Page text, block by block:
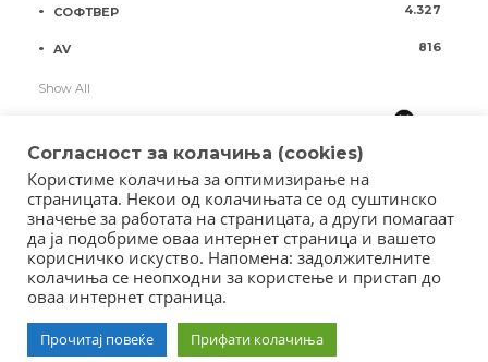
СОФТВЕР 4.327
AV 816
Show All
Copyright © 2018 - Member of IAB Macedonia
Member of Clip Media Group / 2017
Согласност за колачиња (cookies)
Користиме колачиња за оптимизирање на
страницата. Некои од колачињата се од суштинско
значење за работата на страницата, а други помагаат
да ја подобриме оваа интернет страница и вашето
корисничко искуство. Напомена: задолжителните
колачиња се неопходни за користење и пристап до
оваа интернет страница.
Прочитај повеќе Прифати колачиња